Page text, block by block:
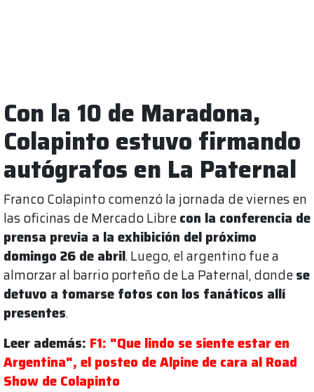
Con la 10 de Maradona,
Colapinto estuvo firmando
autógrafos en La Paternal
Franco Colapinto comenzó la jornada de viernes en
las oficinas de Mercado Librecon la conferencia de
prensa previa a la exhibición del próximo
domingo 26 de abril. Luego, el argentino fue a
almorzar al barrio porteño de La Paternal, dondese
detuvo a tomarse fotos con los fanáticos allí
presentes.
Leer además: F1: "Que lindo se siente estar en
Argentina", el posteo de Alpine de cara al Road
Show de Colapinto